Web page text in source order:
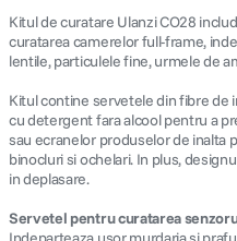
Kitul de curatare Ulanzi CO28
curatarea camerelor full-frame,
lentile, particulele fine, urmele de
Kitul contine servetele din fibre de
cu detergent fara alcool pentru a
sau ecranelor produselor de inalta
binocluri si ochelari. In plus,
in deplasare.
Servetel pentru curatarea